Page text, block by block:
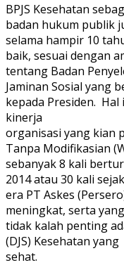
BPJS Kesehatan
badan hukum publik
selama hampir 10
baik, sesuai dengan
tentang Badan
Jaminan Sosial yang
kepada Presiden.
kinerja
organisasi yang kian
Tanpa Modifikasian
sebanyak 8 kali
2014 atau 30 kali sejak
era PT Askes
meningkat, serta yang
tidak kalah penting
(DJS) Kesehatan yang
sehat.